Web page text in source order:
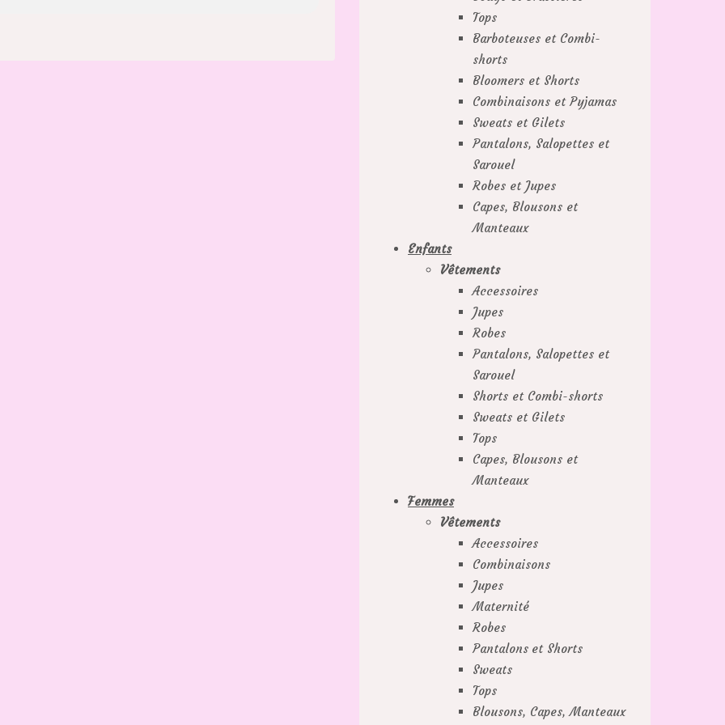
Tops
Barboteuses et Combi-
shorts
Bloomers et Shorts
Combinaisons et Pyjamas
Sweats et Gilets
Pantalons, Salopettes et
Sarouel
Robes et Jupes
Capes, Blousons et
Manteaux
Enfants
Vêtements
Accessoires
Jupes
Robes
Pantalons, Salopettes et
Sarouel
Shorts et Combi-shorts
Sweats et Gilets
Tops
Capes, Blousons et
Manteaux
Femmes
Vêtements
Accessoires
Combinaisons
Jupes
Maternité
Robes
Pantalons et Shorts
Sweats
Tops
Blousons, Capes, Manteaux